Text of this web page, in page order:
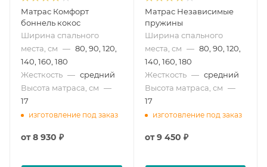
Матрас Комфорт
боннель кокос
Ширина спального
места, см — 80, 90, 120,
140, 160, 180
Жесткость — средний
Высота матраса, см —
17
изготовление под заказ
от8 930 ₽
Матрас Независимые
пружины
Ширина спального
места, см — 80, 90, 120,
140, 160, 180
Жесткость — средний
Высота матраса, см —
17
изготовление под заказ
от9 450 ₽